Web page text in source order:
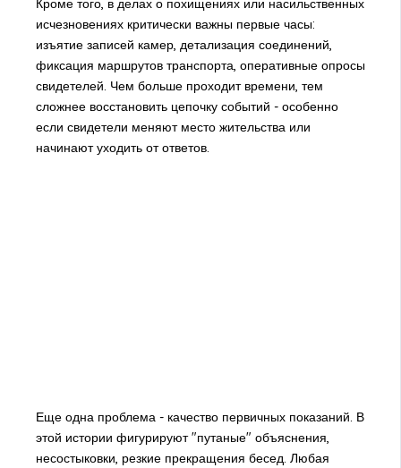
исчезновениях критически важны первые часы:
изъятие записей камер, детализация соединений,
фиксация маршрутов транспорта, оперативные опросы
свидетелей. Чем больше проходит времени, тем
сложнее восстановить цепочку событий - особенно
если свидетели меняют место жительства или
начинают уходить от ответов.
Еще одна проблема - качество первичных показаний. В
этой истории фигурируют "путаные" объяснения,
несостыковки, резкие прекращения бесед. Любая